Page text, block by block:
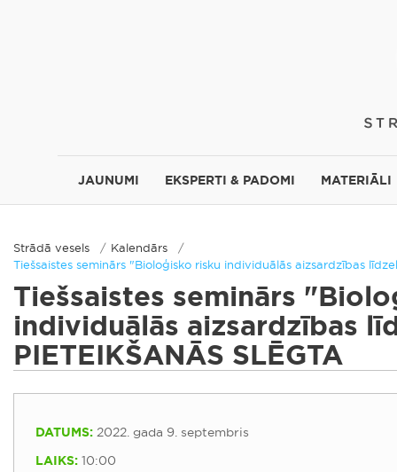
JAUNUMI EKSPERTI & PADOMI MATERIĀLI
Strādā vesels
Kalendārs
Tiešsaistes seminārs "Bioloģisko risku individuālās aizsardzības
Tiešsaistes seminārs
individuālās aizsardzības
PIETEIKŠANĀS SLĒGTA
DATUMS: 2022. gada 9. septembris
LAIKS: 10:00